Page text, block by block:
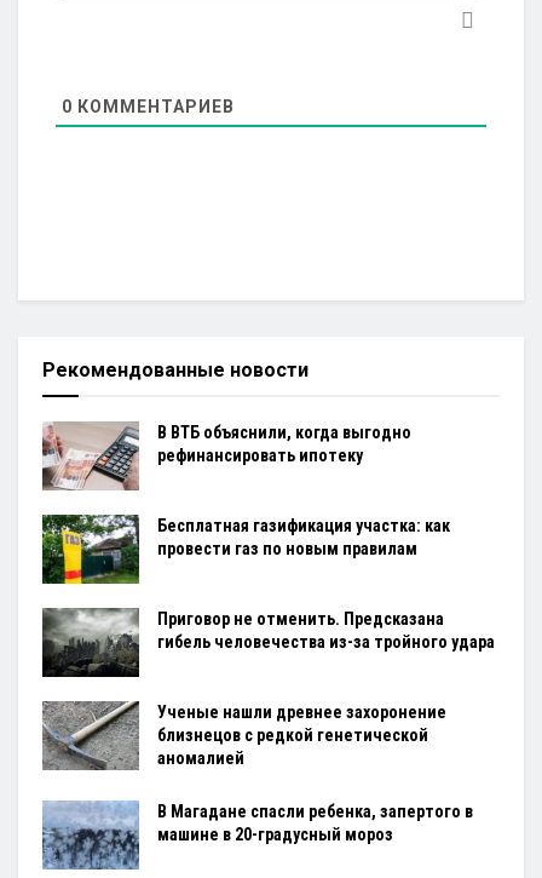
0 КОММЕНТАРИЕВ
Рекомендованные новости
В ВТБ объяснили, когда выгодно
рефинансировать ипотеку
Бесплатная газификация участка: как
провести газ по новым правилам
Приговор не отменить. Предсказана
гибель человечества из-за тройного удара
Ученые нашли древнее захоронение
близнецов с редкой генетической
аномалией
В Магадане спасли ребенка, запертого в
машине в 20-градусный мороз